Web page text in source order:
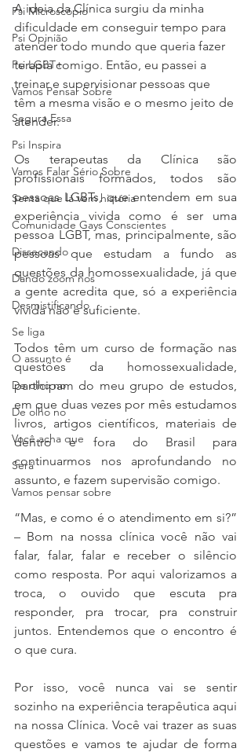
Psi Microscópio
Psi Opinião
Psi LGBT+
Vamos Pensar Sobre
Segura Essa
Psi Inspira
Vamos Falar Sério Sobre
Senta que lá vem história
Comunidade Gays Conscientes
Dissecando
Dando zoom nos
Desmistificando
Se liga
O assunto é
De olho no
De olho no
Você acha que
Será
Vamos pensar sobre
A ideia da Clínica surgiu da minha
dificuldade em conseguir tempo para
atender todo mundo que queria fazer
terapia comigo. Então, eu passei a
treinar e supervisionar pessoas que
têm a mesma visão e o mesmo jeito de
atender.
Os terapeutas da Clínica são
profissionais formados, todos são
pessoas LGBTs, que entendem em sua
experiência vivida como é ser uma
pessoa LGBT, mas, principalmente, são
pessoas que estudam a fundo as
questões da homossexualidade, já que
a gente acredita que, só a experiência
vivida não é suficiente.
Todos têm um curso de formação nas
questões da homossexualidade,
participam do meu grupo de estudos,
em que duas vezes por mês estudamos
livros, artigos científicos, materiais de
dentro e fora do Brasil para
continuarmos nos aprofundando no
assunto, e fazem supervisão comigo.
“Mas, e como é o atendimento em si?”
– Bom na nossa clínica você não vai
falar, falar, falar e receber o silêncio
como resposta. Por aqui valorizamos a
troca, o ouvido que escuta pra
responder, pra trocar, pra construir
juntos. Entendemos que o encontro é
o que cura.
Por isso, você nunca vai se sentir
sozinho na experiência terapêutica aqui
na nossa Clínica. Você vai trazer as suas
questões e vamos te ajudar de forma